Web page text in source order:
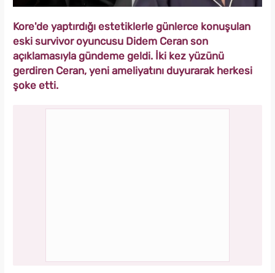
Kore'de yaptırdığı estetiklerle günlerce konuşulan
eski survivor oyuncusu Didem Ceran son
açıklamasıyla gündeme geldi. İki kez yüzünü
gerdiren Ceran, yeni ameliyatını duyurarak herkesi
şoke etti.